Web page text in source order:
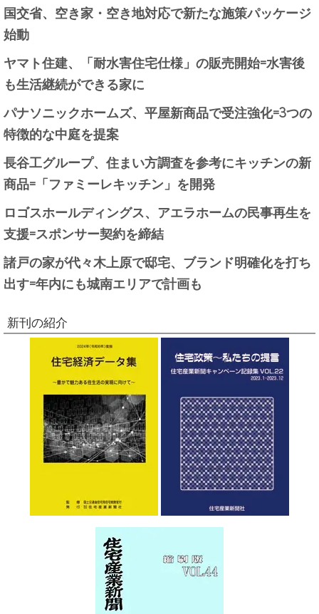
国交省、空き家・空き地対応で新たな施策パッケージ
始動
ヤマト住建、「耐水害住宅仕様」の販売開始=水害後
も生活継続ができる家に
パナソニックホームズ、平屋新商品で受注強化=3つの
特徴的な中庭を提案
長谷工グループ、住まい方調査を参考にキッチンの新
商品=「ファミーレキッチン」を開発
ロゴスホールディングス、アエラホームの民事再生を
支援=スポンサー契約を締結
諸戸の家が代々木上原で邸宅、ブランド明確化を打ち
出す=年内にも城南エリアで計画も
新刊の紹介